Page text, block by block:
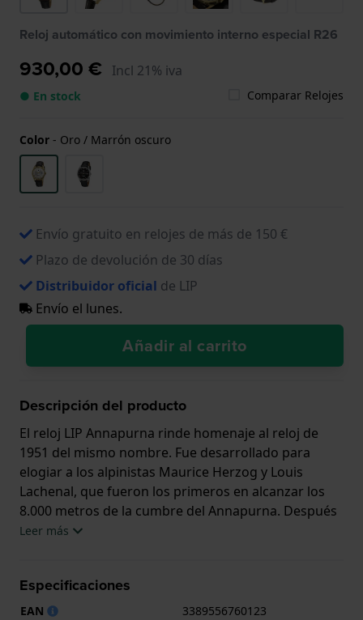
Reloj automático con movimiento interno especial R26
930,00 € Incl 21% iva
● En stock Comparar Relojes
Color - Oro / Marrón oscuro
Envío gratuito en relojes de más de 150 €
Plazo de devolución de 30 días
Distribuidor oficial de LIP
Envío el lunes.
Añadir al carrito
Descripción del producto
El reloj LIP Annapurna rinde homenaje al reloj de
1951 del mismo nombre. Fue desarrollado para
elogiar a los alpinistas Maurice Herzog y Louis
Lachenal, que fueron los primeros en alcanzar los
8.000 metros de la cumbre del Annapurna. Después
de que Sir Edmund Hillary conquistara el Everest, el
incorporación del movimiento R26 patentado por
LIP, en honor a la edad de oro de LIP y del reloj
Leer más
Especificaciones
EAN
3389556760123